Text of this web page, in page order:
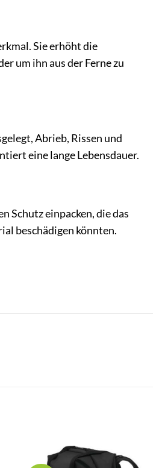
Sie erhöht die
um ihn aus der Ferne zu
Abrieb, Rissen und
eine lange Lebensdauer.
Schutz einpacken, die das
beschädigen könnten.